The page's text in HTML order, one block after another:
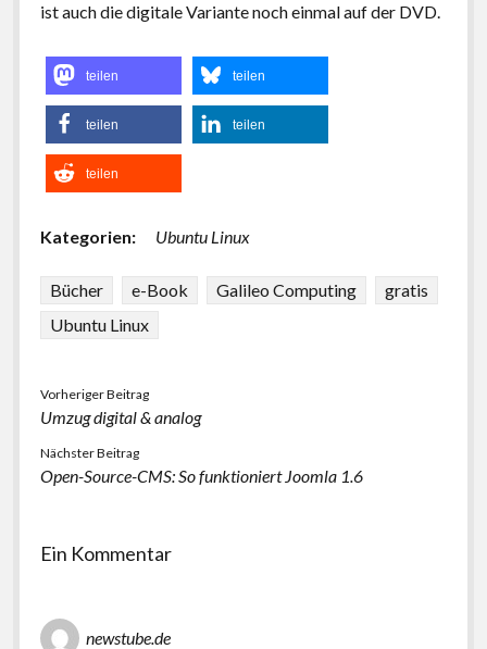
ist auch die digitale Variante noch einmal auf der DVD.
teilen teilen
teilen teilen
teilen
Kategorien: Ubuntu Linux
Bücher e-Book Galileo Computing
gratis
Ubuntu Linux
Vorheriger Beitrag
Umzug digital & analog
Nächster Beitrag
Open-Source-CMS: So funktioniert Joomla 1.6
Ein Kommentar
newstube.de